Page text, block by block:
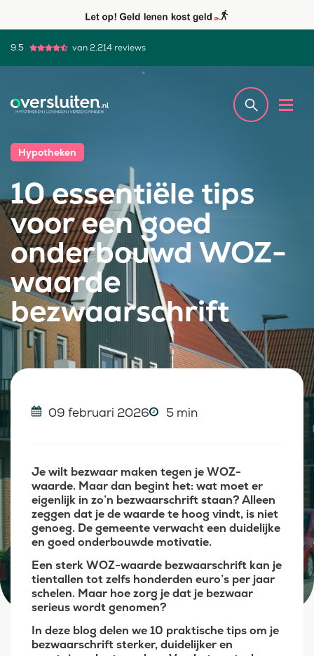
9.5 van 2.214 reviews
Hypotheken
10 essentiële tips
voor een goed
onderbouwd WOZ-
waarde
bezwaarschrift
09 februari 2026 5 min
Je wilt bezwaar maken tegen je WOZ-
waarde. Maar dan begint het: wat moet er
eigenlijk in zo’n bezwaarschrift staan? Alleen
zeggen dat je de waarde te hoog vindt, is niet
genoeg. De gemeente verwacht een duidelijke
en goed onderbouwde motivatie.
Een sterk WOZ-waarde bezwaarschrift kan je
tientallen tot zelfs honderden euro’s per jaar
schelen. Maar hoe zorg je dat je bezwaar
serieus wordt genomen?
In deze blog delen we 10 praktische tips om je
bezwaarschrift sterker, duidelijker en